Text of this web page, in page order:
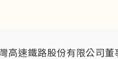
高速鐵路股份有限公司董